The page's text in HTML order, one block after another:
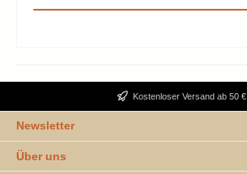
Kostenloser Versand ab 50 €
Newsletter
Über uns